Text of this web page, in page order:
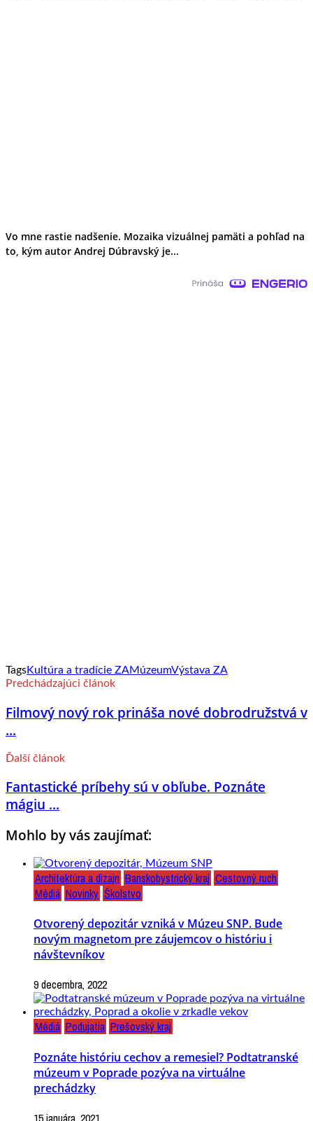
Vo mne rastie nadšenie. Mozaika vizuálnej pamäti a pohľad na
to, kým autor Andrej Dúbravský je...
TagsKultúra a tradície ZAMúzeumVýstava ZA
Predchádzajúci článok
Filmový nový rok prináša nové dobrodružstvá v
...
Ďalší článok
Fantastické príbehy sú v obľube. Poznáte
mágiu ...
Mohlo by vás zaujímať:
Architektúra a dizajn Banskobystrický kraj Cestovný ruch
Médiá Novinky Školstvo
Otvorený depozitár vzniká v Múzeu SNP. Bude
novým magnetom pre záujemcov o históriu i
návštevníkov
9 decembra, 2022
Médiá Podujatia Prešovský kraj
Poznáte históriu cechov a remesiel? Podtatranské
múzeum v Poprade pozýva na virtuálne
prechádzky